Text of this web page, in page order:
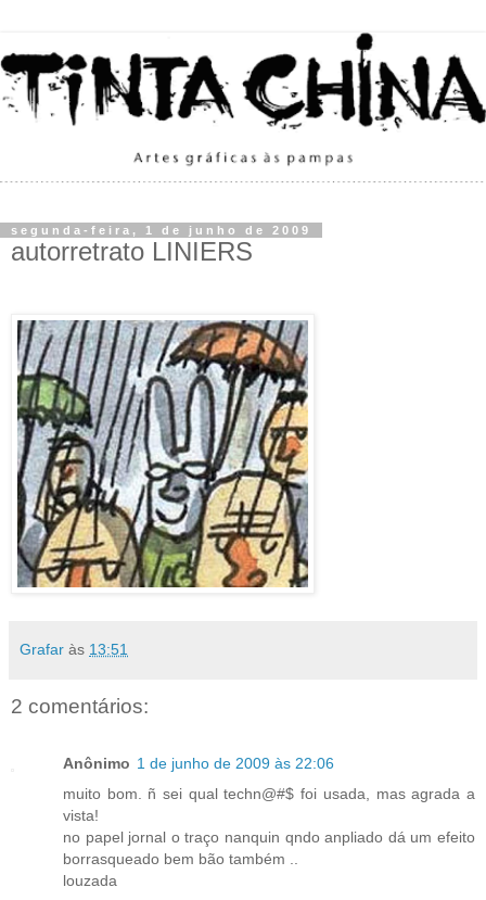
segunda-feira, 1 de junho de 2009
autorretrato LINIERS
Grafar às 13:51
2 comentários:
Anônimo 1 de junho de 2009 às 22:06
muito bom. ñ sei qual techn@#$ foi usada, mas agrada a
vista!
no papel jornal o traço nanquin qndo anpliado dá um efeito
borrasqueado bem bão também ..
louzada